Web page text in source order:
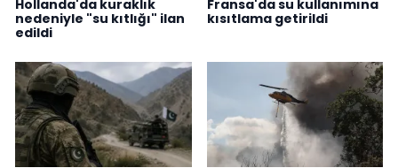
Hollanda'da kuraklık
nedeniyle "su kıtlığı" ilan
edildi
Fransa'da su kullanımına
kısıtlama getirildi